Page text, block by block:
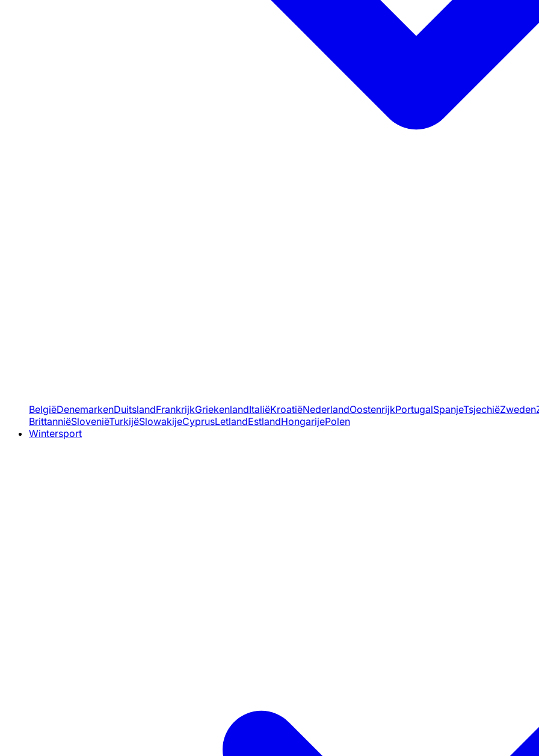
BelgiëDenemarkenDuitslandFrankrijkGriekenlandItaliëKroatiëNederlandOostenrijkPortugalSpanjeTsjechiëZweden
BrittanniëSloveniëTurkijëSlowakijeCyprusLetlandEstlandHongarijePolen
Wintersport